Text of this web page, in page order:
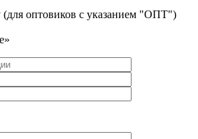
(для оптовиков с указанием "ОПТ")